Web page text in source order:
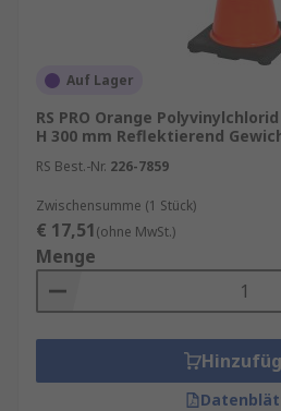
Auf Lager
RS PRO Orange
H 300 mm Reflektierend
RS Best.-Nr. 226-7859
Zwischensumme (1 Stück)
€ 17,51(ohne MwSt.)
Menge